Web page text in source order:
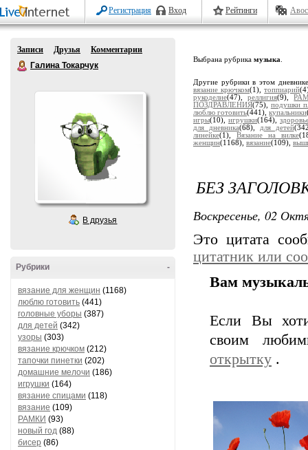
Регистрация Вход Рейтинги
Записи Друзья
Комментарии
Галина Токарчук
В друзья
-
Рубрики
вязание для женщин (1168)
люблю готовить (441)
головные уборы (387)
для детей (342)
узоры (303)
вязание крючком (212)
тапочки пинетки (202)
домашние мелочи (186)
игрушки (164)
вязание спицами (118)
вязание (109)
РАМКИ (93)
новый год (88)
бисер (86)
Выбрана рубрика музыка
Другие рубрики в этом
вязание крючком(1),топпиарий
рукоделие(47),реллигия(9),
ПОЗДРАВЛЕНИЯ(75), подушки
люблю готовить(441),купальники
игры(10), игрушки(164),
для дневника(68), для детей
линейке(1), Вязание на вилке
женщин(1168), вязание(109),
БЕЗ
Воскресенье, 02
Это цитата
цитатник или
Вам
Если Вы
своим
открытку .